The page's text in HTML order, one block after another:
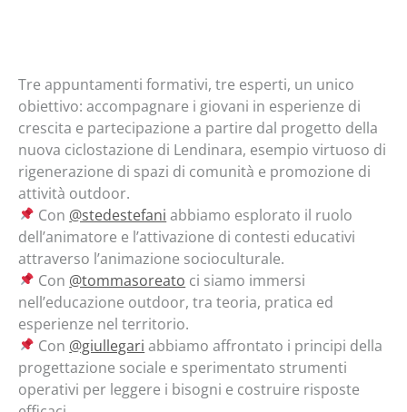
Tre appuntamenti formativi, tre esperti, un unico
obiettivo: accompagnare i giovani in esperienze di
crescita e partecipazione a partire dal progetto della
nuova ciclostazione di Lendinara, esempio virtuoso di
rigenerazione di spazi di comunità e promozione di
attività outdoor.
Con @stedestefani abbiamo esplorato il ruolo
dell’animatore e l’attivazione di contesti educativi
attraverso l’animazione socioculturale.
Con @tommasoreato ci siamo immersi
nell’educazione outdoor, tra teoria, pratica ed
esperienze nel territorio.
Con @giullegari abbiamo affrontato i principi della
progettazione sociale e sperimentato strumenti
operativi per leggere i bisogni e costruire risposte